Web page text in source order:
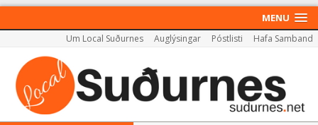
MENU
Um Local Suðurnes Auglýsingar Póstlisti Hafa Samband